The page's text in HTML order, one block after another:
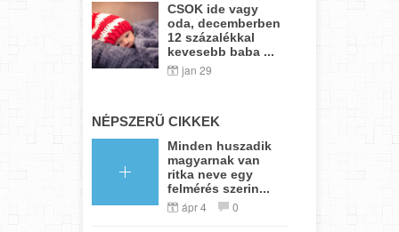
CSOK ide vagy
oda, decemberben
12 százalékkal
kevesebb baba ...
jan 29
NÉPSZERŰ CIKKEK
Minden huszadik
magyarnak van
ritka neve egy
felmérés szerin...
ápr 4 0